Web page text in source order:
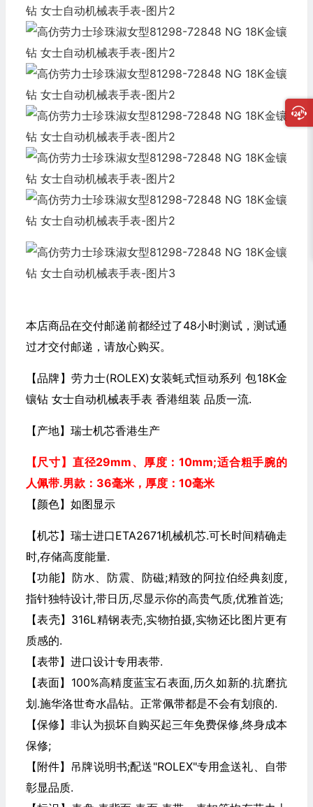
本店商品在交付邮递前都经过了48小时测试，测试通
过才交付邮递，请放心购买。
【品牌】劳力士(ROLEX)女装蚝式恒动系列 包18K金
镶钻 女士自动机械表手表 香港组装 品质一流.
【产地】瑞士机芯香港生产
【尺寸】直径29mm、厚度：10mm;适合粗手腕的
人佩带.男款：36毫米，厚度：10毫米
【颜色】如图显示
【机芯】瑞士进口ETA2671机械机芯.可长时间精确走
时,存储高度能量.
【功能】防水、防震、防磁;精致的阿拉伯经典刻度,
指针独特设计,带日历,尽显示你的高贵气质,优雅首选;
【表壳】316L精钢表壳,实物拍摄,实物还比图片更有
质感的.
【表带】进口设计专用表带.
【表面】100%高精度蓝宝石表面,历久如新的.抗磨抗
划.施华洛世奇水晶钻。正常佩带都是不会有划痕的.
【保修】非认为损坏自购买起三年免费保修,终身成本
保修;
【附件】吊牌说明书;配送"ROLEX"专用盒送礼、自带
彰显品质.